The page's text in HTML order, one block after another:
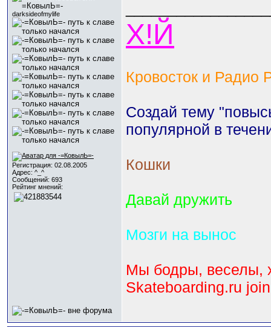
darksideofmylife
Регистрация: 02.08.2005
Адрес: ^_^
Сообщений: 693
Рейтинг мнений:
Х!Й
Кровосток и Радио
Создай тему
популярной в
Кошки
Давай дружить
Мозги на вынос
Мы бодры, веселы,
Skateboarding.ru